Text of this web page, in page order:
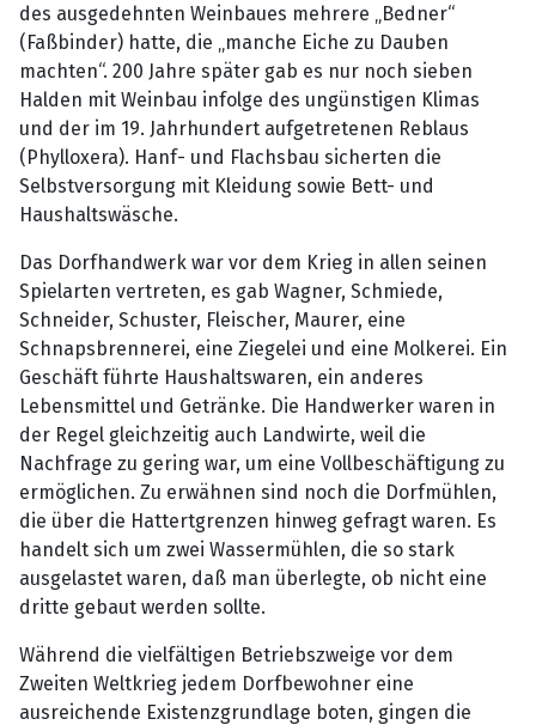
des ausgedehnten Weinbaues mehrere „Bedner“
(Faßbinder) hatte, die „manche Eiche zu Dauben
machten“. 200 Jahre später gab es nur noch sieben
Halden mit Weinbau infolge des ungünstigen Klimas
und der im 19. Jahrhundert aufgetretenen Reblaus
(Phylloxera). Hanf- und Flachsbau sicherten die
Selbstversorgung mit Kleidung sowie Bett- und
Haushaltswäsche.
Das Dorfhandwerk war vor dem Krieg in allen seinen
Spielarten vertreten, es gab Wagner, Schmiede,
Schneider, Schuster, Fleischer, Maurer, eine
Schnapsbrennerei, eine Ziegelei und eine Molkerei. Ein
Geschäft führte Haushaltswaren, ein anderes
Lebensmittel und Getränke. Die Handwerker waren in
der Regel gleichzeitig auch Landwirte, weil die
Nachfrage zu gering war, um eine Vollbeschäftigung zu
ermöglichen. Zu erwähnen sind noch die Dorfmühlen,
die über die Hattertgrenzen hinweg gefragt waren. Es
handelt sich um zwei Wassermühlen, die so stark
ausgelastet waren, daß man überlegte, ob nicht eine
dritte gebaut werden sollte.
Während die vielfältigen Betriebszweige vor dem
Zweiten Weltkrieg jedem Dorfbewohner eine
ausreichende Existenzgrundlage boten, gingen die